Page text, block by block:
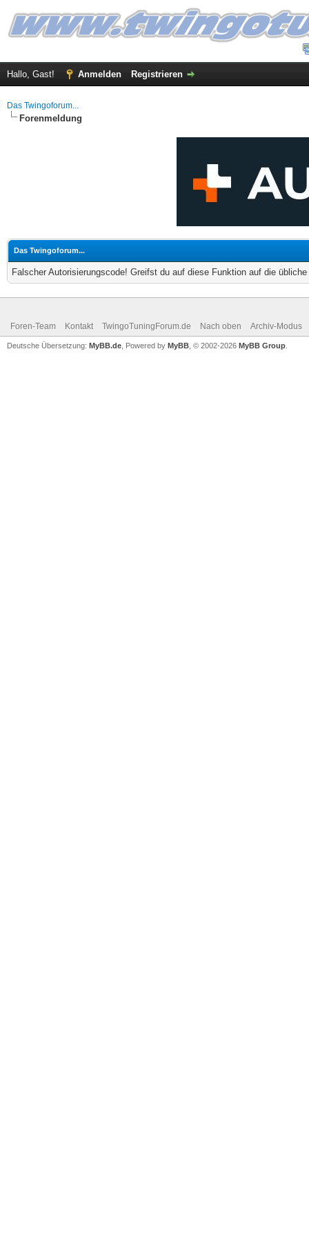
Hallo, Gast! Anmelden Registrieren
Das Twingoforum...
Forenmeldung
Das Twingoforum...
Falscher Autorisierungscode! Greifst du auf diese Funktion auf die
Foren-Team Kontakt TwingoTuningForum.de Nach oben Archiv-Modus
Deutsche Übersetzung: MyBB.de , Powered by MyBB , © 2002-2026 MyBB Group